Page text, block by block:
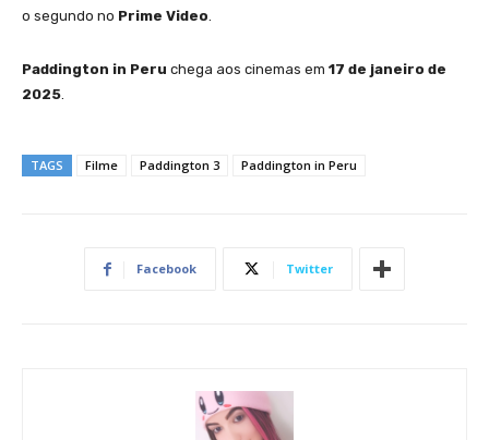
o segundo no Prime Video.
Paddington in Peru chega aos cinemas em 17 de janeiro de
2025.
TAGS Filme Paddington 3 Paddington in Peru
Facebook Twitter